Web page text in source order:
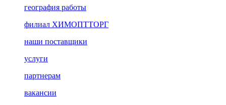
география работы
филиал ХИМОПТТОРГ
наши поставщики
услуги
партнерам
вакансии